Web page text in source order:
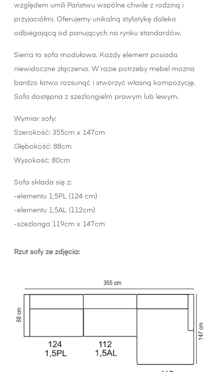
względem umili Państwu wspólne chwile z rodziną i
przyjaciółmi. Oferujemy unikalną stylistykę daleko
odbiegającą od panujących na rynku standardów.
Sierra to sofa modułowa. Każdy element posiada
niewidoczne złączenia. W razie potrzeby mebel można
bardzo łatwo rozsunąć i stworzyć własną kompozycję.
Sofa dostępna z szezlongielm prawym lub lewym.
Wymiar sofy:
Szerokość: 355cm x 147cm
Głębokość: 88cm
Wysokość: 80cm
Sofa składa się z:
-elementu 1,5PL (124 cm)
-elementu 1,5AL (112cm)
-szezlonga 119cm x 147cm
Rzut sofy ze zdjęcia: